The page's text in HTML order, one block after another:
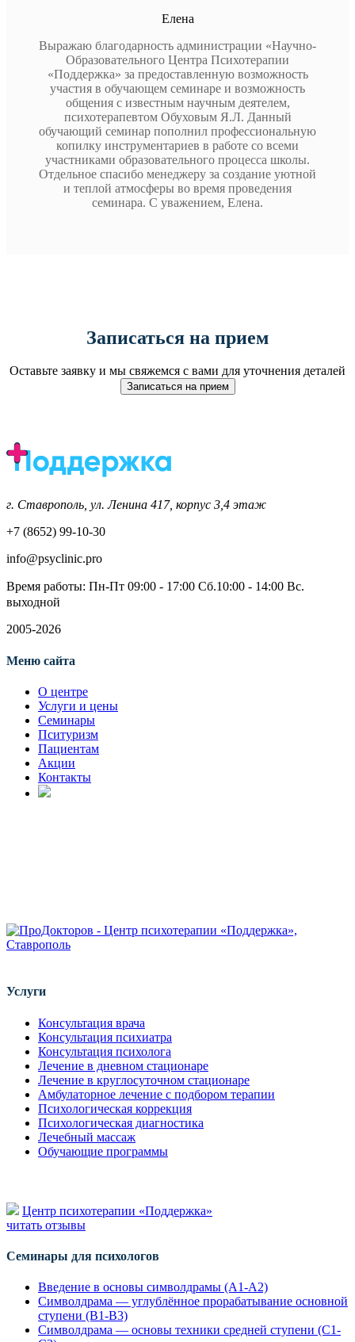
Елена
Выражаю благодарность администрации «Научно-
Образовательного Центра Психотерапии
«Поддержка» за предоставленную возможность
участия в обучающем семинаре и возможность
общения с известным научным деятелем,
психотерапевтом Обуховым Я.Л. Данный
обучающий семинар пополнил профессиональную
копилку инструментариев в работе со всеми
участниками образовательного процесса школы.
Отдельное спасибо менеджеру за создание уютной
и теплой атмосферы во время проведения
семинара. С уважением, Елена.
Записаться на прием
Оставьте заявку и мы свяжемся с вами для уточнения деталей
Записаться на прием
г. Ставрополь, ул. Ленина 417, корпус 3,4 этаж
+7 (8652) 99-10-30
info@psyclinic.pro
Время работы: Пн-Пт 09:00 - 17:00ㅤㅤㅤㅤㅤ Сб.10:00 - 14:00 Вс.
выходной
2005-2026
Меню сайта
О центре
Услуги и цены
Семинары
Пситуризм
Пациентам
Акции
Контакты
Услуги
Консультация врача
Консультация психиатра
Консультация психолога
Лечение в дневном стационаре
Лечение в круглосуточном стационаре
Амбулаторное лечение с подбором терапии
Психологическая коррекция
Психологическая диагностика
Лечебный массаж
Обучающие программы
Центр психотерапии «Поддержка»
читать отзывы
Семинары для психологов
Введение в основы символдрамы (А1-А2)
Символдрама — углублённое прорабатывание основной
ступени (В1-В3)
Символдрама — основы техники средней ступени (С1-